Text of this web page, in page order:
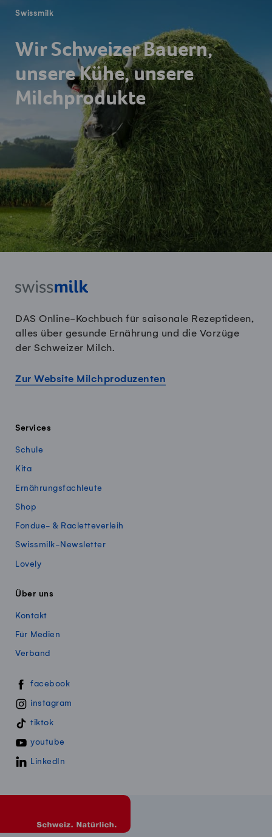
Swissmilk
Wir Schweizer Bauern,
unsere Kühe, unsere
Milchprodukte
DAS Online-Kochbuch für saisonale Rezeptideen,
alles über gesunde Ernährung und die Vorzüge
der Schweizer Milch.
Zur Website Milchproduzenten
Services
Schule
Kita
Ernährungsfachleute
Shop
Fondue- & Racletteverleih
Swissmilk-Newsletter
Lovely
Über uns
Kontakt
Für Medien
Verband
Swissmillk auf Social Media
facebook
instagram
tiktok
youtube
LinkedIn